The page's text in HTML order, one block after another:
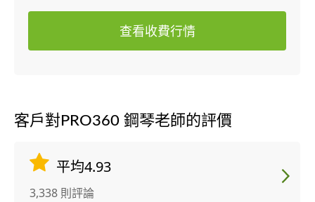
查看收費行情
客戶對PRO360 鋼琴老師的評價
平均4.93
3,338 則評論